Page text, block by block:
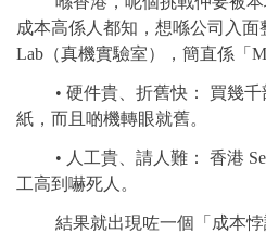
成本高係人都知，想喺公司入
Lab（真機實驗室），簡直係「
• 硬件貴、折舊快： 買幾
紙，而且啲機轉眼就舊。
• 人工貴、請人難： 香港
工高到嚇死人。
結果就出現咗一個「成本